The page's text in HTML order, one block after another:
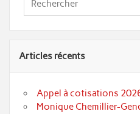
Articles récents
Appel à cotisations
Monique Chemillier-